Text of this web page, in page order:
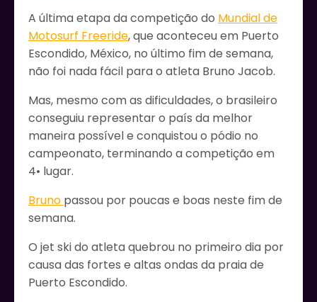
A última etapa da competição do Mundial de
Motosurf Freeride, que aconteceu em Puerto
Escondido, México, no último fim de semana,
não foi nada fácil para o atleta Bruno Jacob.
Mas, mesmo com as dificuldades, o brasileiro
conseguiu representar o país da melhor
maneira possível e conquistou o pódio no
campeonato, terminando a competição em
4• lugar.
Bruno passou por poucas e boas neste fim de
semana.
O jet ski do atleta quebrou no primeiro dia por
causa das fortes e altas ondas da praia de
Puerto Escondido.